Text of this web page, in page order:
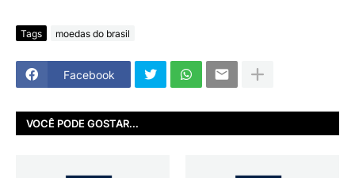
Tags moedas do brasil
Facebook
VOCÊ PODE GOSTAR...